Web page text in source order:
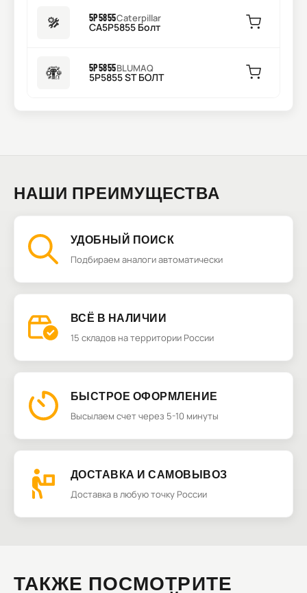
5P5855Caterpillar
CA5P5855 Болт
5P5855BLUMAQ
5P5855 ST БОЛТ
НАШИ ПРЕИМУЩЕСТВА
УДОБНЫЙ ПОИСК
Подбираем аналоги автоматически
ВСЁ В НАЛИЧИИ
15 складов на территории России
БЫСТРОЕ ОФОРМЛЕНИЕ
Высылаем счет через 5-10 минуты
ДОСТАВКА И САМОВЫВОЗ
Доставка в любую точку России
ТАКЖЕ ПОСМОТРИТЕ